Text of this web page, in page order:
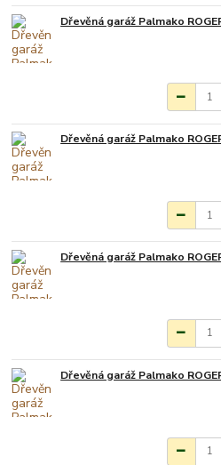
Dřevěná garáž Palmako
Dřevěná garáž Palmako
Dřevěná garáž Palmako
Dřevěná garáž Palmako